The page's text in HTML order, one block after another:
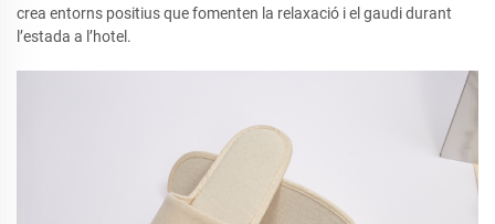
crea entorns positius que fomenten la relaxació i el gaudi durant
l’estada a l’hotel.